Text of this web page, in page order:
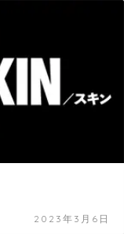
2023年3月6日